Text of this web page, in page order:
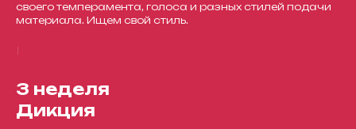
своего темперамента, голоса и разных стилей подачи
материала. Ищем свой стиль.
3 неделя
Дикция